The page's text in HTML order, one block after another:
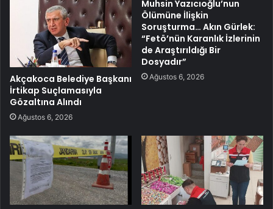
Akçakoca Belediye Başkanı
İrtikap Suçlamasıyla
Gözaltına Alındı
Ağustos 6, 2026
Muhsin Yazıcıoğlu’nun
Ölümüne İlişkin
Soruşturma… Akın Gürlek:
“Fetö’nün Karanlık İzlerinin
de Araştırıldığı Bir
Dosyadır”
Ağustos 6, 2026